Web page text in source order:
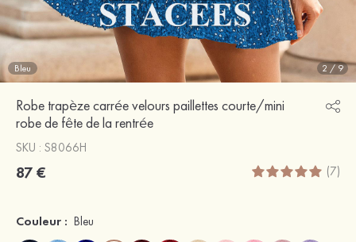
Bleu 2 /9
Robe trapèze carrée velours paillettes courte/mini
robe de fête de la rentrée
SKU : S8066H
87 € (7)
Couleur : Bleu